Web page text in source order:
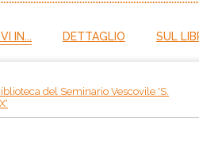
IN... DETTAGLIO SUL
del Seminario Vescovile 'S.